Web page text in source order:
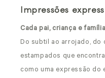
Impressões
Cada pai, criança e
Do subtil ao arrojado,
estampados que
como uma expressão do